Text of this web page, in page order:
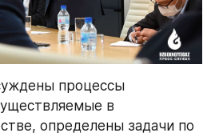
процессы
в
определены задачи по